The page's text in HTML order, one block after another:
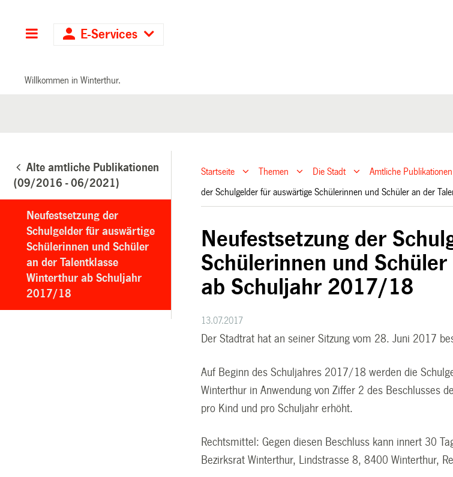
Hauptnavigation
E-Services
Willkommen in Winterthur.
Alte amtliche Publikationen
(09/2016 - 06/2021)
Neufestsetzung der
Schulgelder für auswärtige
Schülerinnen und Schüler
an der Talentklasse
Winterthur ab Schuljahr
2017/18
Startseite Themen Die Stadt Amtliche Publikationen
der Schulgelder für auswärtige Schülerinnen und Schüler an der
Neufestsetzung der
Schülerinnen und
ab Schuljahr 2017/18
13.07.2017
Der Stadtrat hat an seiner Sitzung vom 28. Juni 2017
Auf Beginn des Schuljahres 2017/18 werden die
Winterthur in Anwendung von Ziffer 2 des Beschlusses
pro Kind und pro Schuljahr erhöht.
Rechtsmittel: Gegen diesen Beschluss kann innert 30
Bezirksrat Winterthur, Lindstrasse 8, 8400 Winterthur,